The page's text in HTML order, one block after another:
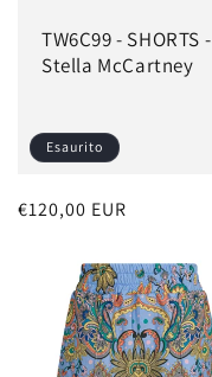
TW6C99 - SHORTS -
Stella McCartney
Esaurito
Prezzo
€120,00 EUR